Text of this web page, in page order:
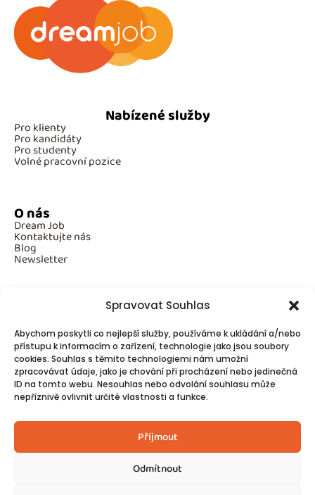
Spravovat Souhlas
Abychom poskytli co nejlepší služby, používáme k ukládání a/nebo
přístupu k informacím o zařízení, technologie jako jsou soubory
cookies. Souhlas s těmito technologiemi nám umožní
zpracovávat údaje, jako je chování při procházení nebo jedinečná
ID na tomto webu. Nesouhlas nebo odvolání souhlasu může
nepříznivě ovlivnit určité vlastnosti a funkce.
Příjmout
Odmítnout
Nabízené služby
Pro klienty
Pro kandidáty
Pro studenty
Volné pracovní pozice
O nás
Dream Job
Kontaktujte nás
Blog
Newsletter
Povinné informace
GDPR
Cookies
Spojte se s námi!